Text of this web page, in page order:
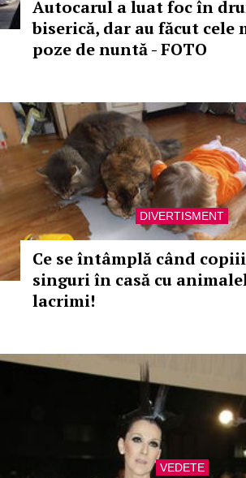
Autocarul a luat foc în
biserică, dar au făcut cele
poze de nuntă - FOTO
DIVERTISMENT
Ce se întâmplă când
singuri în casă cu
lacrimi!
VEDETE